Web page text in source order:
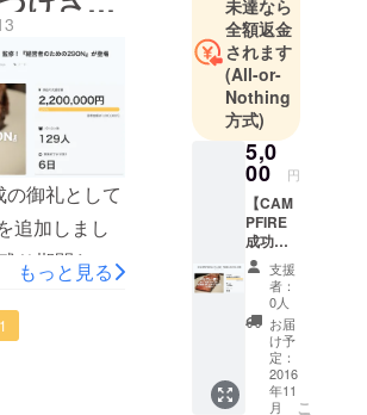
できること
思い、ス
回のプロ
は本当に支
のかどうか
もありまし
わってみる
もちろんの
チゴールま
ができまし
同時に感激
のできる
ニューの一
皆様にご提
お酒ももち
『経営者の
の試食会、
です。 ■日
29日（土）
目付近）※会
まし
ご支援
がとう
！】
御礼として
追加しまし
期間わず
ッチゴール
ます！
もっと見る
1
立ち上げに
関わる。
2015年11
月、株式会
社経営参謀
を設立し、
代表取締役
に就任。
経営者コ
ミュニティ
「参謀」を
立ち上げ、
中小企業の
経営者の力
になるべく
未達なら
全額返金
されます
(All-or-
Nothing
方式)
5,0
00 円
【CAM
PFIRE
成功の
裏側を
大公
開！ク
ラウド
ファン
デング
のノウ
ハウ共
支援
者：
0人
お届
け予
定：
2016
年11
月
こ